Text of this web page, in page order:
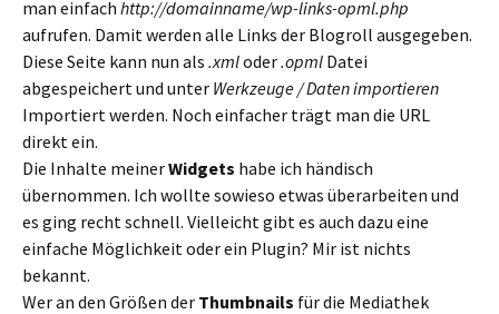
man einfach http://domainname/wp-links-opml.php
aufrufen. Damit werden alle Links der Blogroll ausgegeben.
Diese Seite kann nun als .xmloder.opml Datei
abgespeichert und unter Werkzeuge / Daten importieren
Importiert werden. Noch einfacher trägt man die URL
direkt ein.
Die Inhalte meinerWidgets habe ich händisch
übernommen. Ich wollte sowieso etwas überarbeiten und
es ging recht schnell. Vielleicht gibt es auch dazu eine
einfache Möglichkeit oder ein Plugin? Mir ist nichts
bekannt.
Wer an den Größen der Thumbnails für die Mediathek